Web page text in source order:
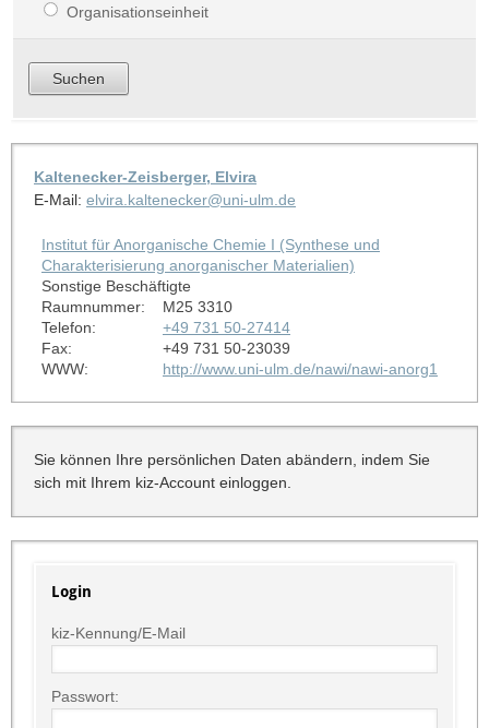
Organisationseinheit
Kaltenecker-Zeisberger, Elvira
E-Mail: elvira.kaltenecker@uni-ulm.de
Institut für Anorganische Chemie I (Synthese und
Charakterisierung anorganischer Materialien)
Sonstige Beschäftigte
Raumnummer:
M25 3310
Telefon:
+49 731 50-27414
Fax:
+49 731 50-23039
WWW:
http://www.uni-ulm.de/nawi/nawi-anorg1
Sie können Ihre persönlichen Daten abändern, indem Sie
sich mit Ihrem kiz-Account einloggen.
Login
kiz-Kennung/E-Mail
Passwort: